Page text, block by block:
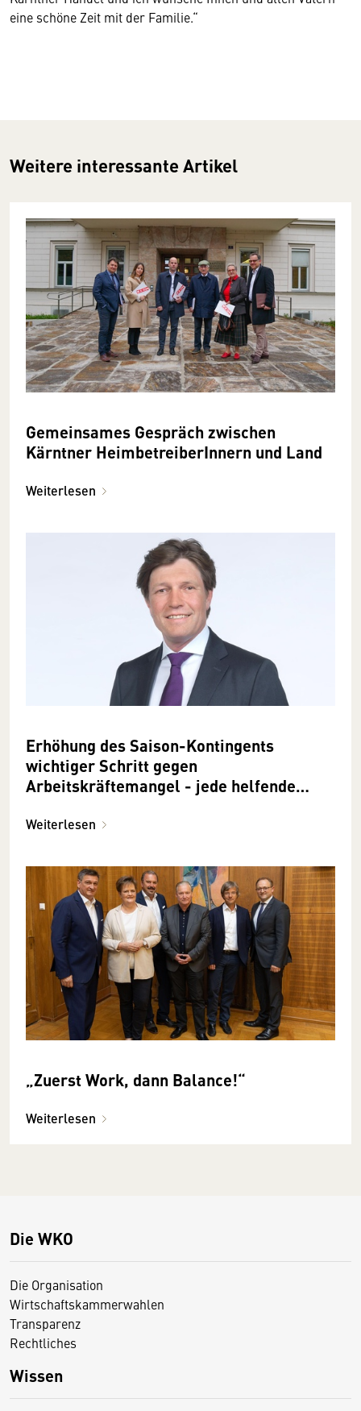
eine schöne Zeit mit der Familie.“
Weitere interessante Artikel
Gemeinsames Gespräch zwischen
Kärntner HeimbetreiberInnern und Land
Weiterlesen
Erhöhung des Saison-Kontingents
wichtiger Schritt gegen
Arbeitskräftemangel - jede helfende
Weiterlesen
„Zuerst Work, dann Balance!“
Weiterlesen
Die WKO
Die Organisation
Wirtschaftskammerwahlen
Transparenz
Rechtliches
Wissen